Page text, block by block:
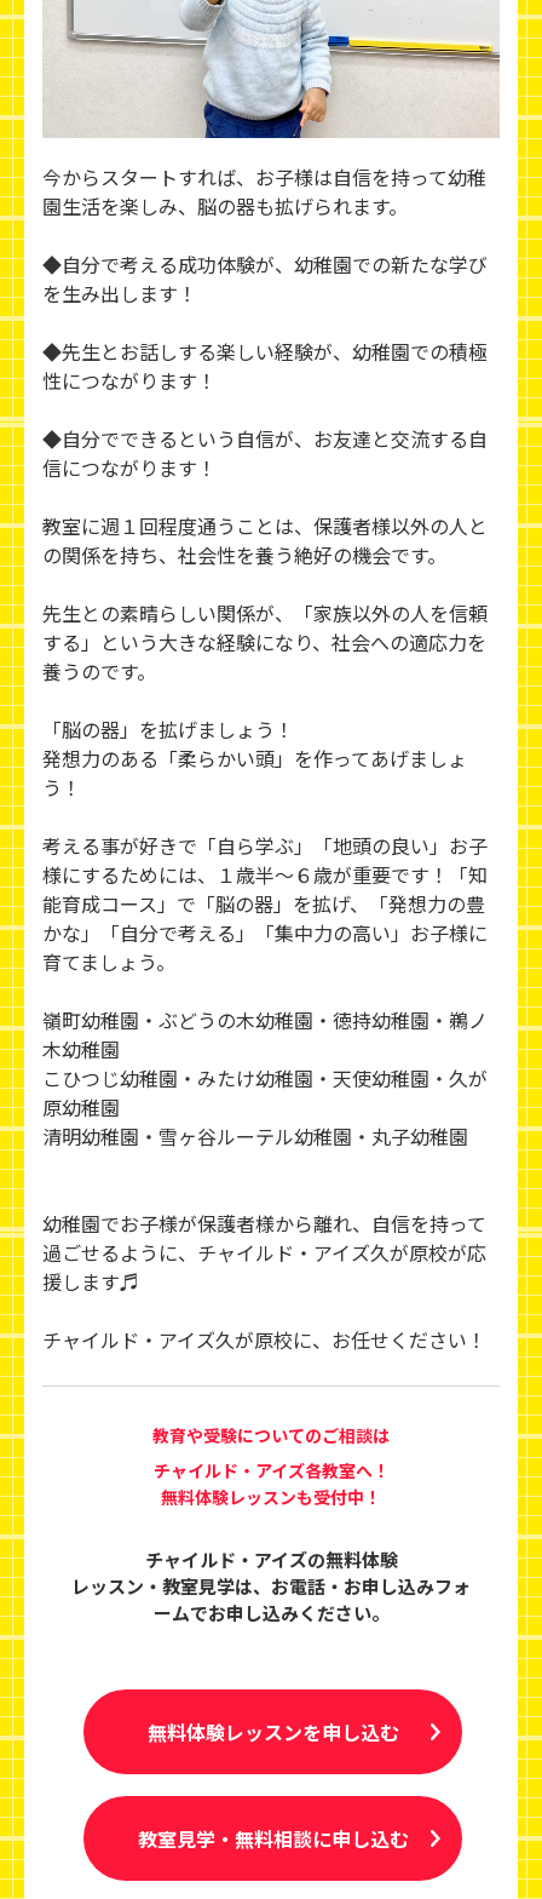
今からスタートすれば、お子様は自信を持って幼稚
園生活を楽しみ、脳の器も拡げられます。
◆自分で考える成功体験が、幼稚園での新たな学び
を生み出します！
◆先生とお話しする楽しい経験が、幼稚園での積極
性につながります！
◆自分でできるという自信が、お友達と交流する自
信につながります！
教室に週１回程度通うことは、保護者様以外の人と
の関係を持ち、社会性を養う絶好の機会です。
先生との素晴らしい関係が、「家族以外の人を信頼
する」という大きな経験になり、社会への適応力を
養うのです。
「脳の器」を拡げましょう！
発想力のある「柔らかい頭」を作ってあげましょ
う！
考える事が好きで「自ら学ぶ」「地頭の良い」お子
様にするためには、１歳半～６歳が重要です！「知
能育成コース」で「脳の器」を拡げ、「発想力の豊
かな」「自分で考える」「集中力の高い」お子様に
育てましょう。
嶺町幼稚園・ぶどうの木幼稚園・徳持幼稚園・鵜ノ
木幼稚園
こひつじ幼稚園・みたけ幼稚園・天使幼稚園・久が
原幼稚園
清明幼稚園・雪ヶ谷ルーテル幼稚園・丸子幼稚園
幼稚園でお子様が保護者様から離れ、自信を持って
過ごせるように、チャイルド・アイズ久が原校が応
援します♬
チャイルド・アイズ久が原校に、お任せください！
教育や受験についてのご相談は
チャイルド・アイズ各教室へ！
無料体験レッスンも受付中！
チャイルド・アイズの無料体験
レッスン・教室見学は、 お電話・お申し込みフォ
ームでお申し込みください。
無料体験レッスンを申し込む
教室見学・無料相談に申し込む